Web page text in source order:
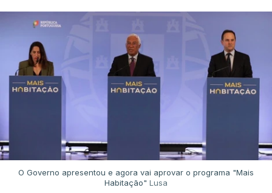
O Governo apresentou e agora vai aprovar o programa "Mais
Habitação" Lusa